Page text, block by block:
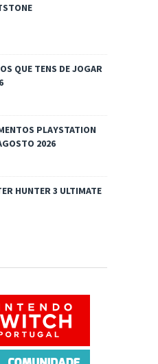
QUE TENS DE JOGAR
PLAYSTATION
2026
HUNTER 3 ULTIMATE